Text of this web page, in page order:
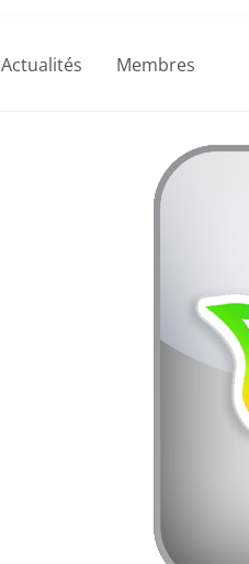
Actualités Membres